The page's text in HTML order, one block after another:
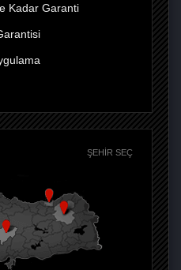
Kadar Garanti
ŞEHIR SEÇ